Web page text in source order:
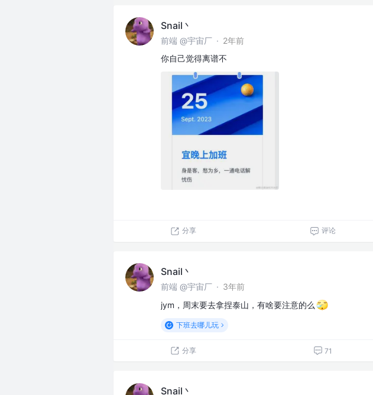
Snail丶
前端 @宇宙厂 · 2年前
你自己觉得离谱不
分享 评论
Snail丶
前端 @宇宙厂 · 3年前
jym，周末要去拿捏泰山，有啥要注意的么
下班去哪儿玩
分享 71
Snail丶